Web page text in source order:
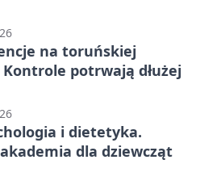
na toruńskiej
potrwają dłużej
i dietetyka.
dla dziewcząt